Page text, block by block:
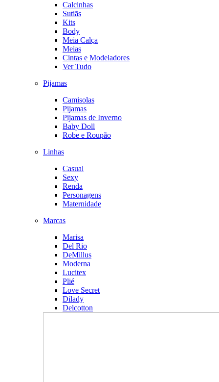
Calcinhas
Sutiãs
Kits
Body
Meia Calça
Meias
Cintas e Modeladores
Ver Tudo
Pijamas
Camisolas
Pijamas
Pijamas de Inverno
Baby Doll
Robe e Roupão
Linhas
Casual
Sexy
Renda
Personagens
Maternidade
Marcas
Marisa
Del Rio
DeMillus
Moderna
Lucitex
Plié
Love Secret
Dilady
Delcotton